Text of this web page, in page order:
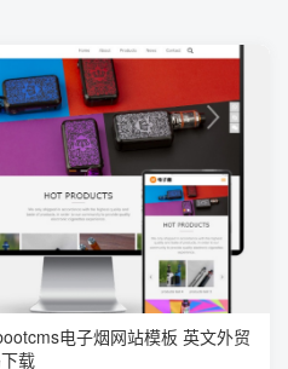
电子烟网站模板 英文外贸
载